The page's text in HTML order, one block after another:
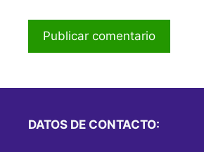
DATOS DE CONTACTO: